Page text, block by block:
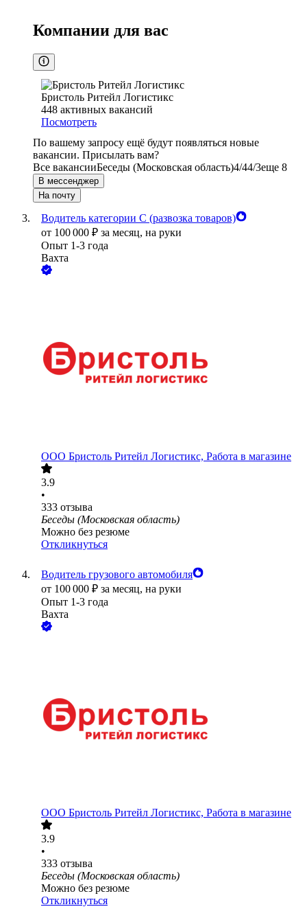
Компании для вас
Бристоль Ритейл Логистикс
448 активных вакансий
Посмотреть
По вашему запросу ещё будут появляться новые
вакансии. Присылать вам?
Все вакансииБеседы (Московская область)4/44/3еще 8
В мессенджер
На почту
Водитель категории С (развозка товаров)
от 100 000 ₽ за месяц, на руки
Опыт 1-3 года
Вахта
ООО Бристоль Ритейл Логистикс, Работа в магазине
3.9
•
333 отзыва
Беседы (Московская область)
Можно без резюме
Откликнуться
Водитель грузового автомобиля
от 100 000 ₽ за месяц, на руки
Опыт 1-3 года
Вахта
ООО Бристоль Ритейл Логистикс, Работа в магазине
3.9
•
333 отзыва
Беседы (Московская область)
Можно без резюме
Откликнуться